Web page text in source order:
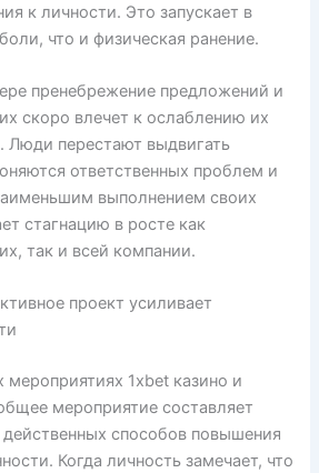
к личности. Это запускает в
что и физическая ранение.
пренебрежение предложений и
скоро влечет к ослаблению их
Люди перестают выдвигать
ответственных проблем и
выполнением своих
стагнацию в росте как
так и всей компании.
проект усиливает
мероприятиях 1xbet казино и
мероприятие составляет
способов повышения
Когда личность замечает, что